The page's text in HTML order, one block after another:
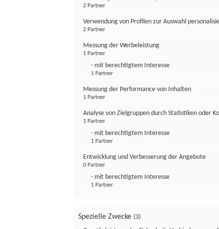
2 Partner
Verwendung von Profilen zur Auswahl
2 Partner
Messung der Werbeleistung
1 Partner
- mit berechtigtem Interesse
1 Partner
Messung der Performance von Inhalten
1 Partner
Analyse von Zielgruppen durch Statistiken oder
1 Partner
- mit berechtigtem Interesse
1 Partner
Entwicklung und Verbesserung der Angebote
0 Partner
- mit berechtigtem Interesse
1 Partner
Spezielle Zwecke (3)